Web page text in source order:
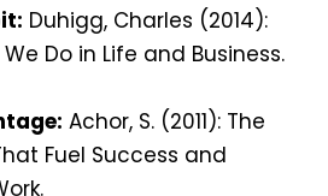
Duhigg, Charles (2014):
Do in Life and Business.
Achor, S. (2011): The
Fuel Success and